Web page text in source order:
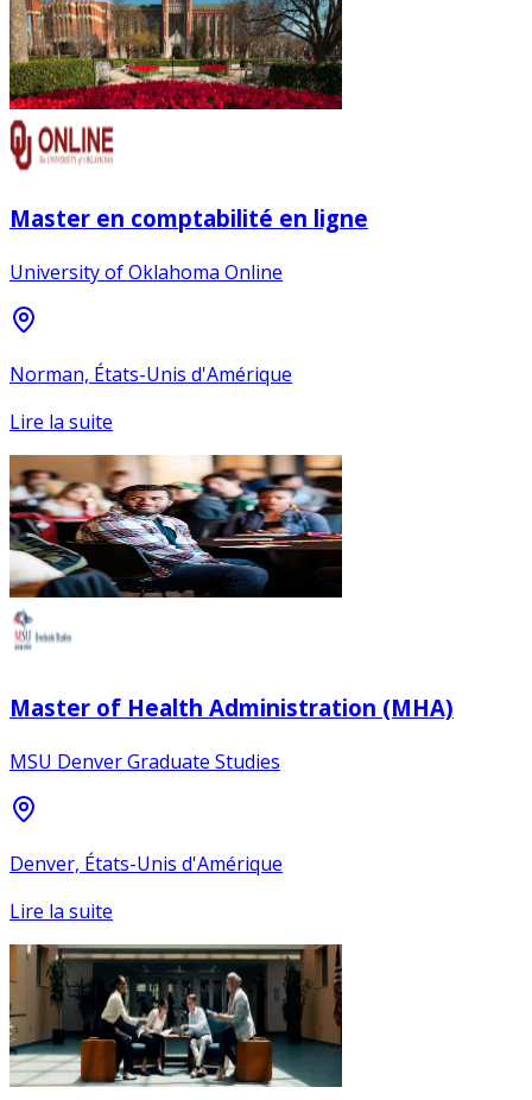
Master en comptabilité en ligne
University of Oklahoma Online
Norman, États-Unis d'Amérique
Lire la suite
Master of Health Administration (MHA)
MSU Denver Graduate Studies
Denver, États-Unis d'Amérique
Lire la suite